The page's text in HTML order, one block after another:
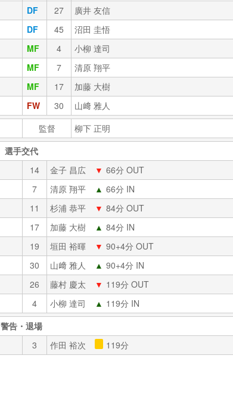
DF 27
廣井 友信
DF 45
沼田 圭悟
MF 4
小柳 達司
MF 7
清原 翔平
MF 17
加藤 大樹
FW 30
山﨑 雅人
監督
柳下 正明
選手交代
14 金子 昌広 ▼ 66分 OUT
7 清原 翔平 ▲ 66分 IN
11 杉浦 恭平 ▼ 84分 OUT
17 加藤 大樹 ▲ 84分 IN
19 垣田 裕暉 ▼ 90+4分 OUT
30 山﨑 雅人 ▲ 90+4分 IN
26 藤村 慶太 ▼ 119分 OUT
4 小柳 達司 ▲ 119分 IN
警告・退場
3 作田 裕次 119分